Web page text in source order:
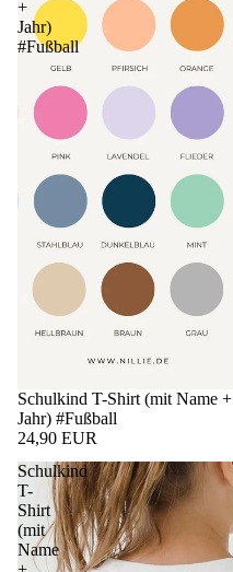
+
Jahr)
#Fußball
Schulkind T-Shirt (mit Name +
Jahr) #Fußball
24,90 EUR
Schulkind
T-
Shirt
(mit
Name